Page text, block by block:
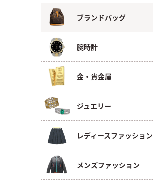
ブランドバッグ
腕時計
金・貴金属
ジュエリー
レディースファッション
メンズファッション